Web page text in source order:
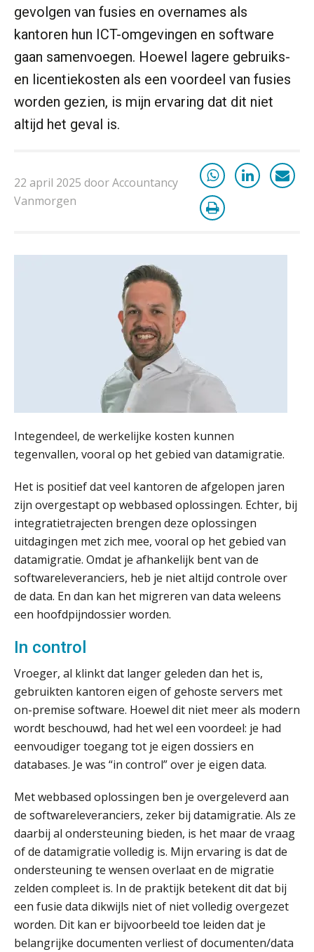
gevolgen van fusies en overnames als
kantoren hun ICT-omgevingen en software
gaan samenvoegen. Hoewel lagere gebruiks-
en licentiekosten als een voordeel van fusies
worden gezien, is mijn ervaring dat dit niet
altijd het geval is.
22 april 2025 door Accountancy
Vanmorgen
Integendeel, de werkelijke kosten kunnen
tegenvallen, vooral op het gebied van datamigratie.
Het is positief dat veel kantoren de afgelopen jaren
zijn overgestapt op webbased oplossingen. Echter, bij
integratietrajecten brengen deze oplossingen
uitdagingen met zich mee, vooral op het gebied van
datamigratie. Omdat je afhankelijk bent van de
softwareleveranciers, heb je niet altijd controle over
de data. En dan kan het migreren van data weleens
een hoofdpijndossier worden.
In control
Vroeger, al klinkt dat langer geleden dan het is,
gebruikten kantoren eigen of gehoste servers met
on-premise software. Hoewel dit niet meer als modern
wordt beschouwd, had het wel een voordeel: je had
eenvoudiger toegang tot je eigen dossiers en
databases. Je was “in control” over je eigen data.
Met webbased oplossingen ben je overgeleverd aan
de softwareleveranciers, zeker bij datamigratie. Als ze
daarbij al ondersteuning bieden, is het maar de vraag
of de datamigratie volledig is. Mijn ervaring is dat de
ondersteuning te wensen overlaat en de migratie
zelden compleet is. In de praktijk betekent dit dat bij
een fusie data dikwijls niet of niet volledig overgezet
worden. Dit kan er bijvoorbeeld toe leiden dat je
belangrijke documenten verliest of documenten/data
‘De accountant is essentieel voor
Waarom een VOF-contract net zo
belangrijk is als het zakelijk plan zelf
iXBRL controleren: wanneer moet
het, en waar let je op?
vastgoedbeleggingsfonds?
Inzicht in je organisatie: de kracht zit
in eenvoud
Ketenmachtigingen centraal beheren:
zo werkt u slimmer met eHerkenning
de autonome AI-boekhouder
faillissement van een klant?
Eenvoudig bankrekeningen koppelen
Snelstart
Van Mook: “Met Minox Focus wil ik
groeien naar twee keer zoveel
klanten.”
Van losse vastlegging naar
aantoonbare grip op KYC en de Wwft
Woord & Daad: “Van wildgroei naar
een structuur die iedereen begrijpt”
Uitspraak Hoge Raad: subsidie voor
tuchtrechtspraak advocatuur is
belast met btw
Informer Money genomineerd voor
Best FinTech Startup of the Year
België
het beter dan vorig jaar?
ICT & AI | Volledig automatische
factuurverwerking: zo kom je er
Hierom zijn webshopondernemers
extra kwetsbaar voor
boekhoudfouten
Blog | Aandachtspunten bij de
transitie in verband met de Wet
toekomst pensioenen voor de
werkgever